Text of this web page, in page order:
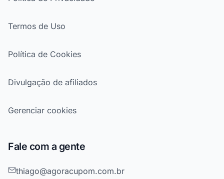
Termos de Uso
Política de Cookies
Divulgação de afiliados
Gerenciar cookies
Fale com a gente
thiago@agoracupom.com.br